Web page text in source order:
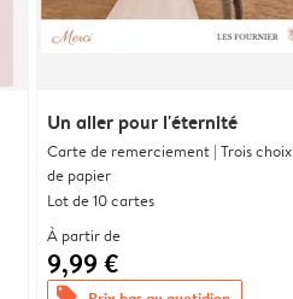
Un aller pour l'éternité
Carte de remerciement | Trois choix
de papier
Lot de 10 cartes
À partir de
9,99 €